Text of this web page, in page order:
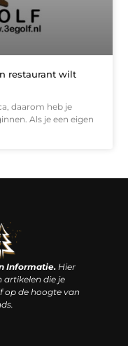
restaurant wilt
daarom heb je
Als je een eigen
Informatie.Hier
artikelen die je
op de hoogte van